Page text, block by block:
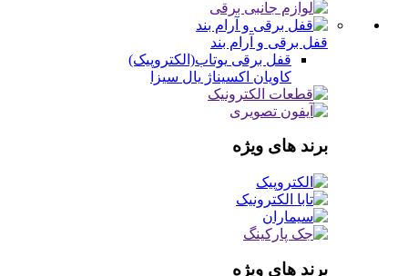
قفل برقی و آرام بند
قفل برقی یوتاب(الکتروپیک)
کاویان اکسیناژ یال سیزا
برند های ویژه
برند های ویژه